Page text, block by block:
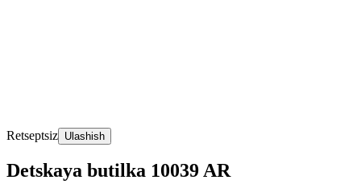
Retseptsiz Ulashish
Detskaya butilka 10039 AR